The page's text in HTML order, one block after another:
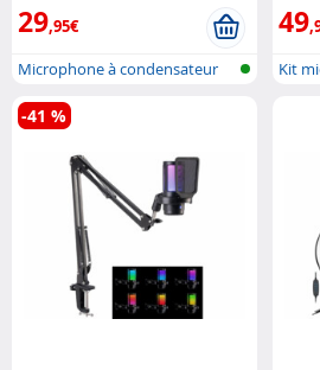
29,95€
Microphone à condensateur
USB avec ..
49
Kit
-41 %